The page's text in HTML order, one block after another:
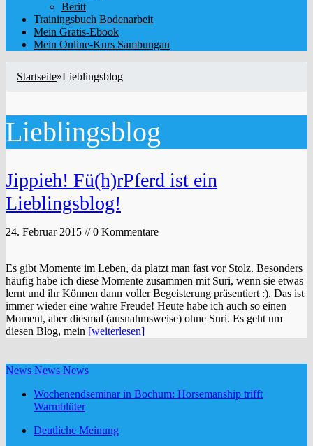
Beritt
Trainingsbuch Bodenarbeit
Mein Gratis-Ebook
Mein Online-Kurs Sambungan
Startseite»Lieblingsblog
Lieblingsblog
Jippieh! Fü(h)rPferd ist ein
Lieblingsblog!
24. Februar 2015 // 0 Kommentare
Es gibt Momente im Leben, da platzt man fast vor Stolz. Besonders
häufig habe ich diese Momente zusammen mit Suri, wenn sie etwas
lernt und ihr Können dann voller Begeisterung präsentiert :). Das ist
immer wieder eine wahre Freude! Heute habe ich auch so einen
Moment, aber diesmal (ausnahmsweise) ohne Suri. Es geht um
diesen Blog, mein [weiterlesen]
News News News
Wochenendseminar in Bochum: Horsemanship trifft
Warmblüter
Deutliche Meinung